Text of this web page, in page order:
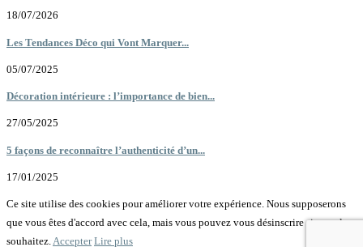
18/07/2026
Les Tendances Déco qui Vont Marquer...
05/07/2025
Décoration intérieure : l’importance de bien...
27/05/2025
5 façons de reconnaître l’authenticité d’un...
17/01/2025
Ce site utilise des cookies pour améliorer votre expérience. Nous supposerons
que vous êtes d'accord avec cela, mais vous pouvez vous désinscrire si vous le
souhaitez.Accepter Lire plus